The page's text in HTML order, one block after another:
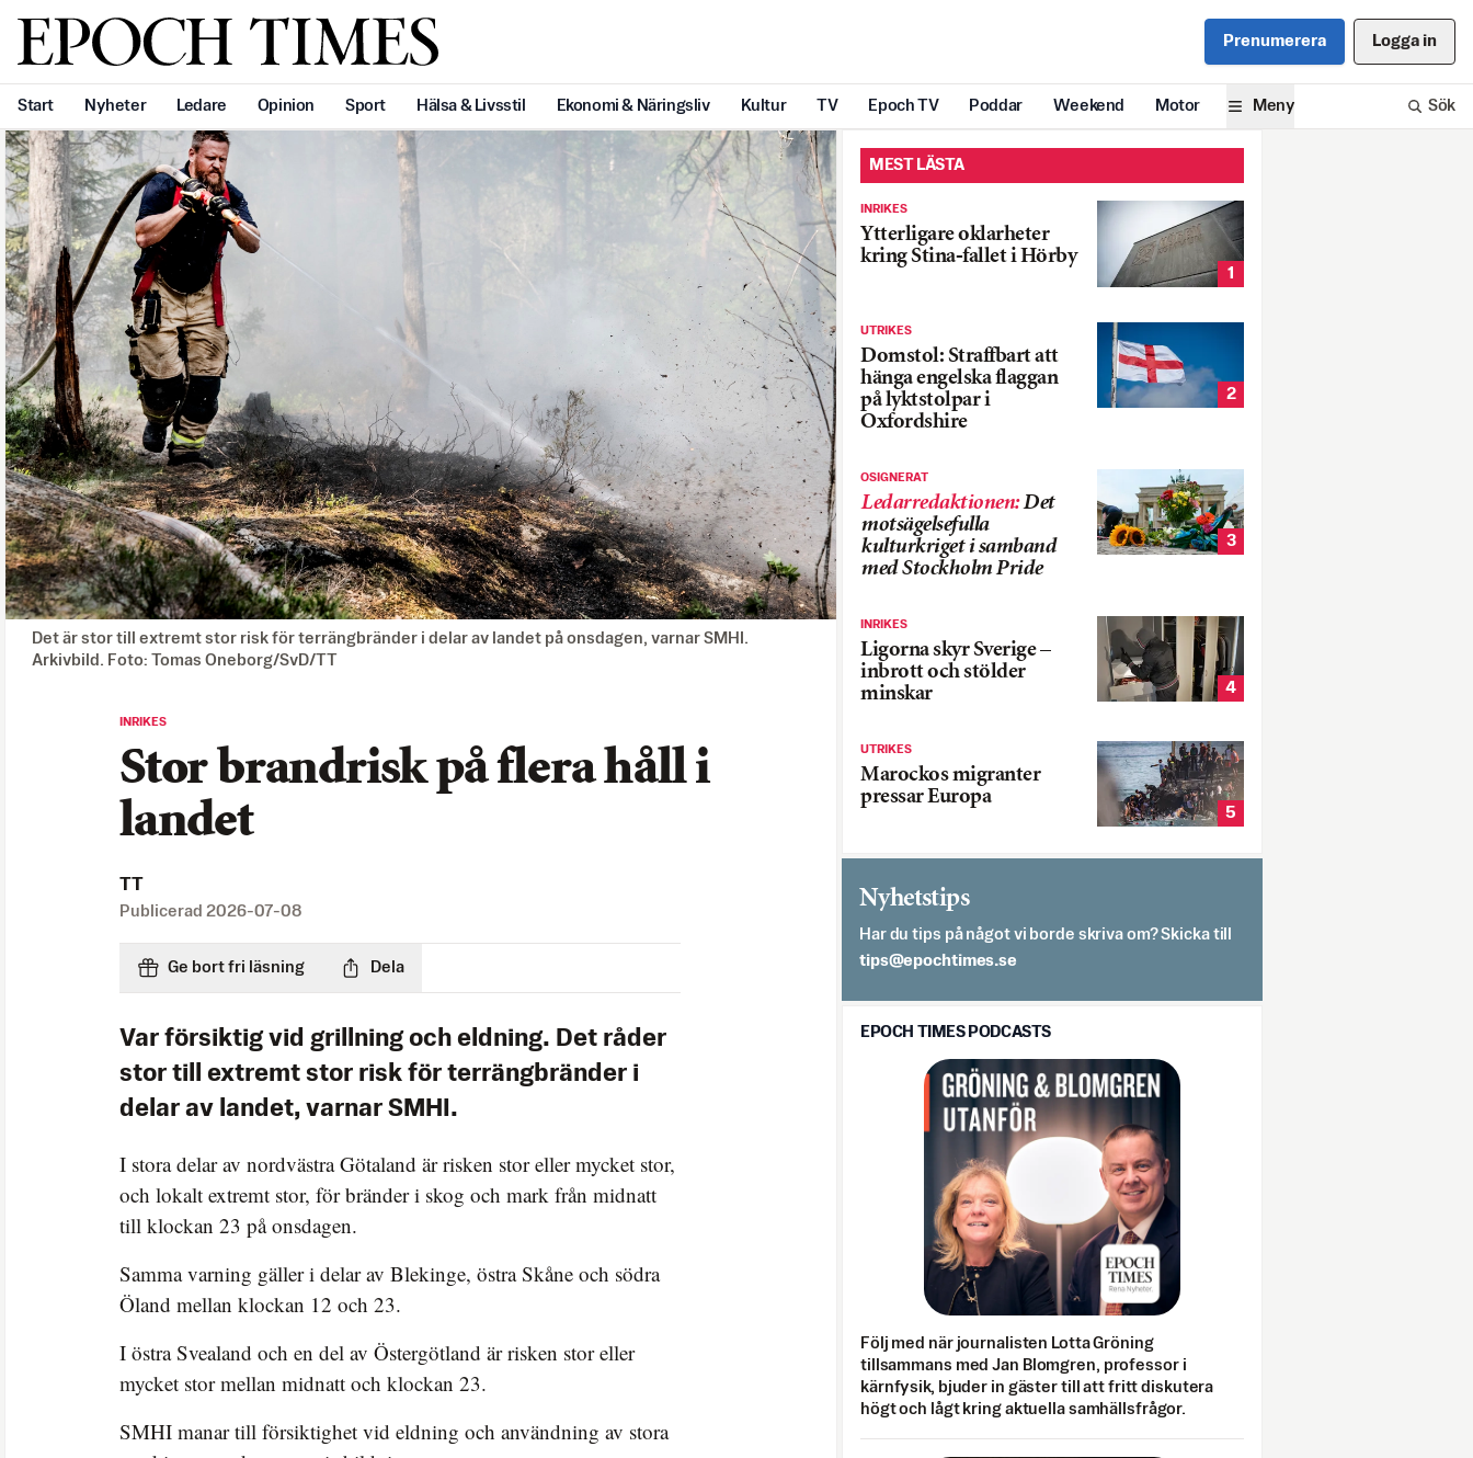
Svenska Epoch Times Prenumerera Logga in
Start Nyheter Ledare Opinion Sport Hälsa & Livsstil Ekonomi & Näringsliv Kultur TV Epoch TV Poddar Weekend Motor Meny Sök
Det är stor till extremt stor risk för terrängbränder i delar av landet på onsdagen, varnar SMHI.
Arkivbild. Foto: Tomas Oneborg/SvD/TT
INRIKES
Stor brandrisk på flera håll i
landet
TT
Publicerad 2026-07-08
Ge bort fri läsning Dela
Var försiktig vid grillning och eldning. Det råder
stor till extremt stor risk för terrängbränder i
delar av landet, varnar SMHI.
I stora delar av nordvästra Götaland är risken stor eller mycket stor,
och lokalt extremt stor, för bränder i skog och mark från midnatt
till klockan 23 på onsdagen.
Samma varning gäller i delar av Blekinge, östra Skåne och södra
Öland mellan klockan 12 och 23.
I östra Svealand och en del av Östergötland är risken stor eller
mycket stor mellan midnatt och klockan 23.
SMHI manar till försiktighet vid eldning och användning av stora
MEST LÄSTA
INRIKES
Ytterligare oklarheter
kring Stina-fallet i Hörby
1
UTRIKES
Domstol: Straffbart att
hänga engelska flaggan
på lyktstolpar i
Oxfordshire
2
OSIGNERAT
Ledarredaktionen:Det
motsägelsefulla
kulturkriget i samband
med Stockholm Pride
3
INRIKES
Ligorna skyr Sverige –
inbrott och stölder
minskar
4
UTRIKES
Marockos migranter
pressar Europa
5
Nyhetstips
Har du tips på något vi borde skriva om? Skicka till
es.semithcope@spit
EPOCH TIMES PODCASTS
Följ med när journalisten Lotta Gröning
tillsammans med Jan Blomgren, professor i
kärnfysik, bjuder in gäster till att fritt diskutera
högt och lågt kring aktuella samhällsfrågor.